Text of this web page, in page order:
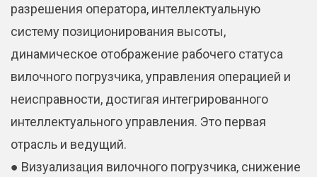
разрешения оператора, интеллектуальную
систему позиционирования высоты,
динамическое отображение рабочего статуса
вилочного погрузчика, управления операцией и
неисправности, достигая интегрированного
интеллектуального управления. Это первая
отрасль и ведущий.
● Визуализация вилочного погрузчика, снижение